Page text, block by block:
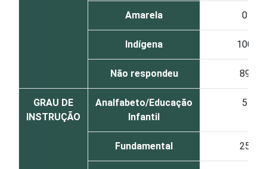
Amarela 0
Indígena 100
Não respondeu 89
GRAU DE
INSTRUÇÃO
Analfabeto/Educação
Infantil
5
Fundamental 25